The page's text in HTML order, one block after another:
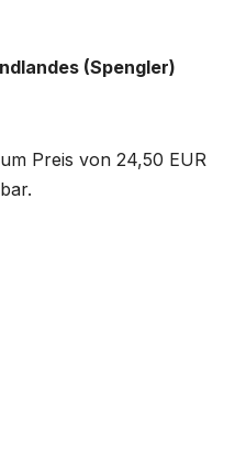
(Spengler)
Preis von 24,50 EUR